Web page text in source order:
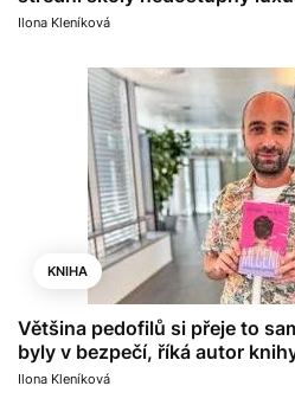
Ilona Kleníková
KNIHA
Většina pedofilů si přeje to
byly v bezpečí, říká autor
Ilona Kleníková